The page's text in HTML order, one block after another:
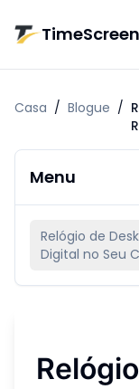
Casa / Blogue /
Menu
Relógio de
Digital no Seu